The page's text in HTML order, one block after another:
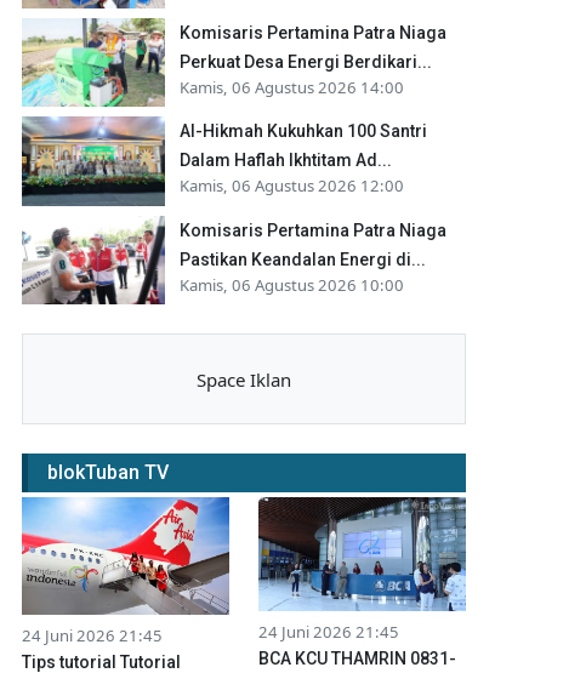
Komisaris Pertamina Patra Niaga
Perkuat Desa Energi Berdikari...
Kamis, 06 Agustus 2026 14:00
Al-Hikmah Kukuhkan 100 Santri
Dalam Haflah Ikhtitam Ad...
Kamis, 06 Agustus 2026 12:00
Komisaris Pertamina Patra Niaga
Pastikan Keandalan Energi di...
Kamis, 06 Agustus 2026 10:00
Space Iklan
blokTuban TV
24 Juni 2026 21:45
Tips tutorial Tutorial
24 Juni 2026 21:45
BCA KCU THAMRIN 0831-